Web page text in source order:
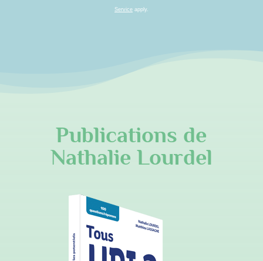
Serviceapply.
Publications de
Nathalie Lourdel